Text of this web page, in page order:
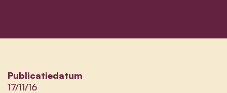
Publicatiedatum
17/11/16